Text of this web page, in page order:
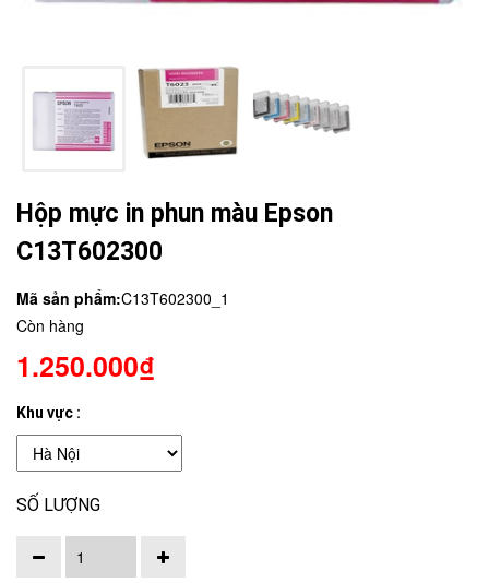
Hộp mực in phun màu Epson
C13T602300
Mã sản phẩm:C13T602300_1
Còn hàng
1.250.000₫
Khu vực :
SỐ LƯỢNG